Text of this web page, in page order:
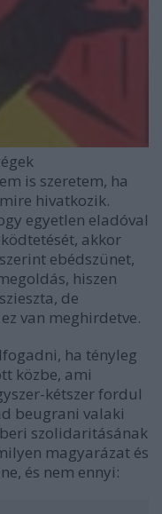
is szeretem, ha
hivatkozik.
egyetlen eladóval
akkor
ebédszünet,
hiszen
de
van meghirdetve.
ha tényleg
közbe, ami
kétszer fordul
beugrani valaki
szolidaritásának
magyarázat és
és nem ennyi: